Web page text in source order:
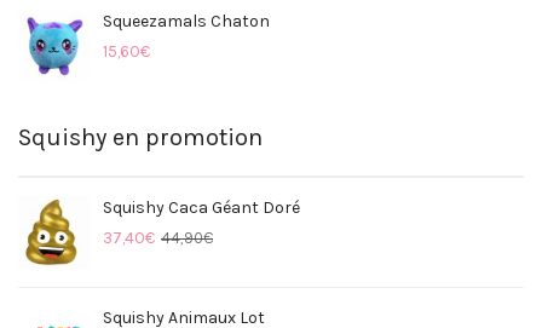
Squeezamals Chaton
15,60€
Squishy en promotion
Squishy Caca Géant Doré
44,90€
37,40€
Squishy Animaux Lot